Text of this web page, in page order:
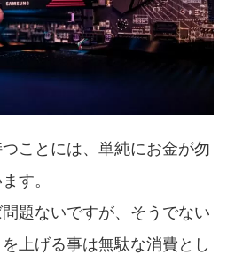
ことには、単純にお金が勿
す。
題ないですが、そうでない
上げる事は無駄な消費とし